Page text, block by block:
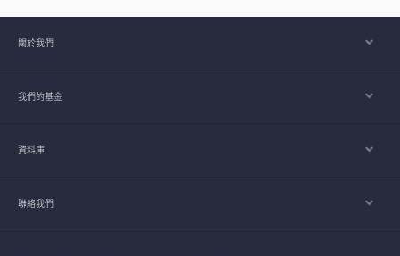
關於我們
我們的基金
資料庫
聯絡我們